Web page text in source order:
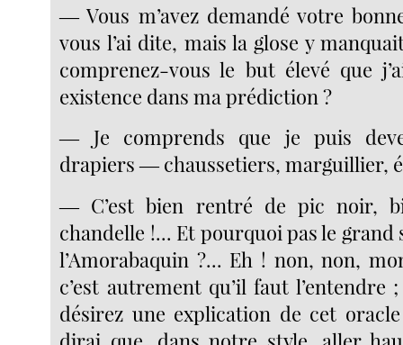
― Vous m’avez demandé votre
vous l’ai dite, mais la glose y
comprenez-vous le but élevé que
existence dans ma prédiction ?
― Je comprends que je puis
drapiers ― chaussetiers, marguillier,
― C’est bien rentré de pic noir,
chandelle !... Et pourquoi pas le grand
l’Amorabaquin ?... Eh ! non, non,
c’est autrement qu’il faut l’entendre
désirez une explication de cet